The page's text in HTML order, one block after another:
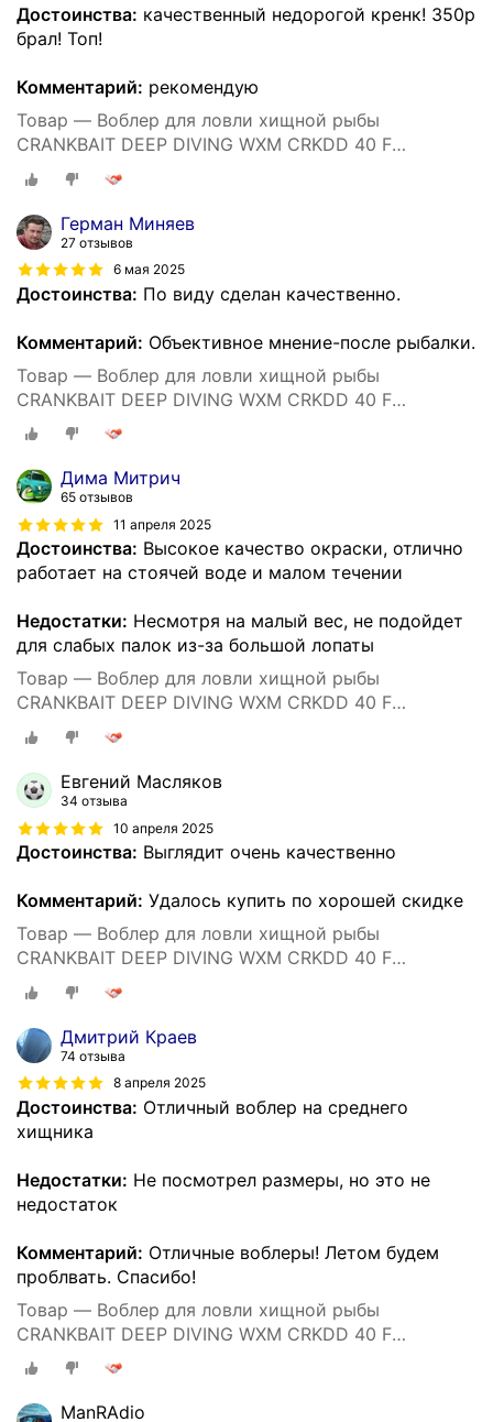
Достоинства: качественный недорогой кренк! 350р
брал! Топ!
Комментарий: рекомендую
Товар — Воблер для ловли хищной рыбы
CRANKBAIT DEEP DIVING WXM CRKDD 40 F
ORANGETIGER
Герман Миняев
27 отзывов
6 мая 2025
Достоинства: По виду сделан качественно.
Комментарий: Объективное мнение-после рыбалки.
Товар — Воблер для ловли хищной рыбы
CRANKBAIT DEEP DIVING WXM CRKDD 40 F
ORANGETIGER
Дима Митрич
65 отзывов
11 апреля 2025
Достоинства: Высокое качество окраски, отлично
работает на стоячей воде и малом течении
Недостатки: Несмотря на малый вес, не подойдет
для слабых палок из-за большой лопаты
Товар — Воблер для ловли хищной рыбы
CRANKBAIT DEEP DIVING WXM CRKDD 40 F
ORANGETIGER
Евгений Масляков
34 отзыва
10 апреля 2025
Достоинства: Выглядит очень качественно
Комментарий: Удалось купить по хорошей скидке
Товар — Воблер для ловли хищной рыбы
CRANKBAIT DEEP DIVING WXM CRKDD 40 F
ORANGETIGER
Дмитрий Краев
74 отзыва
8 апреля 2025
Достоинства: Отличный воблер на среднего
хищника
Недостатки: Не посмотрел размеры, но это не
недостаток
Комментарий: Отличные воблеры! Летом будем
проблвать. Спасибо!
Товар — Воблер для ловли хищной рыбы
CRANKBAIT DEEP DIVING WXM CRKDD 40 F
ORANGETIGER
ManRAdio